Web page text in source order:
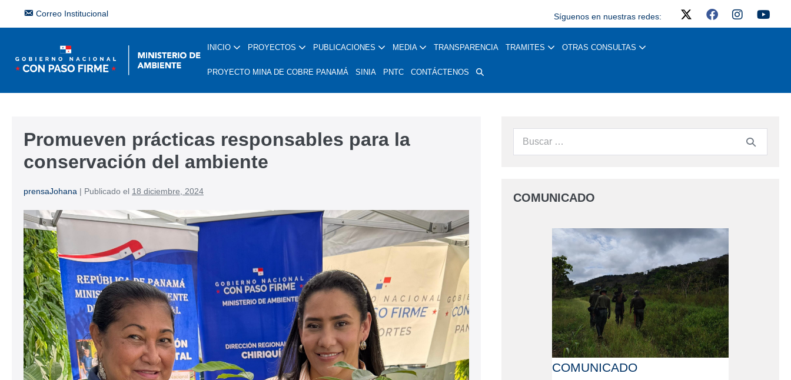
Correo Institucional Síguenos en nuestras redes:
INICIO PROYECTOS PUBLICACIONES MEDIA TRANSPARENCIA TRAMITES OTRAS CONSULTAS
PROYECTO MINA DE COBRE PANAMÁ SINIA PNTC CONTÁCTENOS
Promueven prácticas responsables para la
conservación del ambiente
prensaJohana | Publicado el 18 diciembre, 2024 COMUNICADO
COMUNICADO